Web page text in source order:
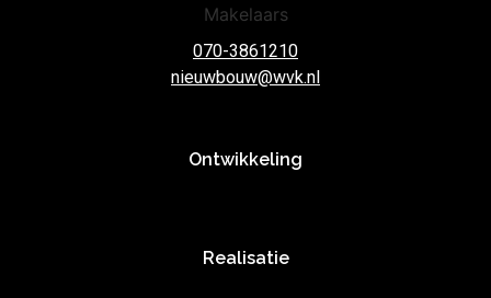
070-3861210
nieuwbouw@wvk.nl
Ontwikkeling
Realisatie